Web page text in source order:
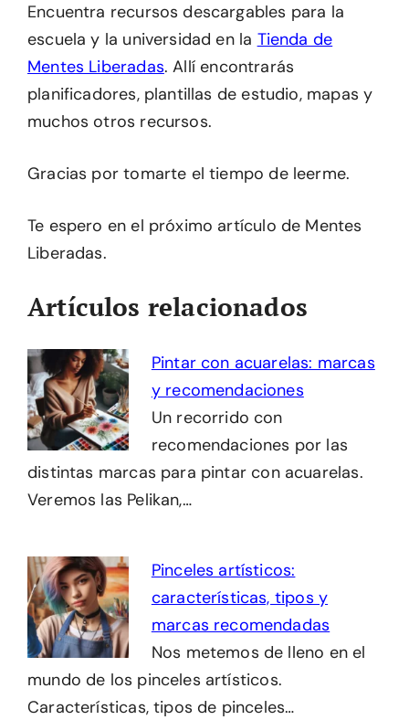
Encuentra recursos descargables para la
escuela y la universidad en la Tienda de
Mentes Liberadas. Allí encontrarás
planificadores, plantillas de estudio, mapas y
muchos otros recursos.
Gracias por tomarte el tiempo de leerme.
Te espero en el próximo artículo de Mentes
Liberadas.
Artículos relacionados
Pintar con acuarelas: marcas
y recomendaciones
Un recorrido con
recomendaciones por las
distintas marcas para pintar con acuarelas.
Veremos las Pelikan,…
Pinceles artísticos:
características, tipos y
marcas recomendadas
Nos metemos de lleno en el
mundo de los pinceles artísticos.
Características, tipos de pinceles…